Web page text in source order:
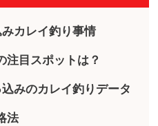
カレイ釣り事情
注目スポットは？
みのカレイ釣りデータ
法